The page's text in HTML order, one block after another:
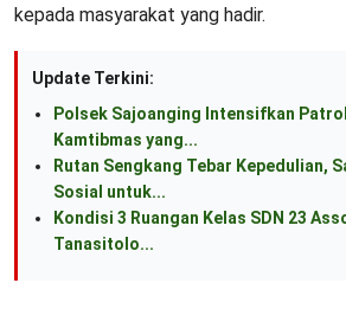
kepada masyarakat yang hadir.
Update Terkini:
Polsek Sajoanging Intensifkan
Kamtibmas yang...
Rutan Sengkang Tebar Kepedulian,
Sosial untuk...
Kondisi 3 Ruangan Kelas SDN 23
Tanasitolo...